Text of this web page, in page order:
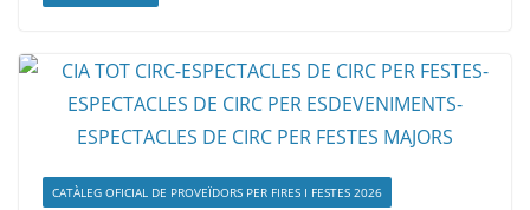
CATÀLEG OFICIAL DE PROVEÏDORS PER FIRES I FESTES 2026